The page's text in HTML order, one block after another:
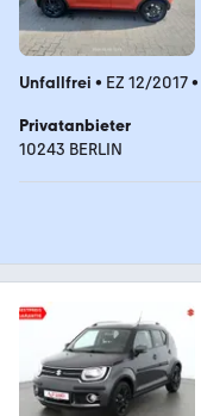
Unfallfrei • EZ 12/2017•
Privatanbieter
10243 BERLIN